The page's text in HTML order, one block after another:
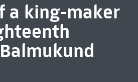
a king-maker